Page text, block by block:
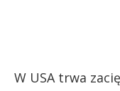
W USA trwa